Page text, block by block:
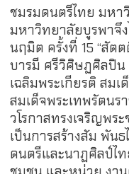
ชมรมดนตรีไทย มหา
มหาวิทยาลัยบูรพาจึง
นฤมิต ครั้งที่ 15 “สัต
บารมี ศรีวิศิษฏศิลปิน
เฉลิมพระเกียรติ สมเ
สมเด็จพระเทพรัตนร
วโรกาสทรงเจริญพร
เป็นการสร้างสัม พัน
ดนตรีและนาฏศิลป์ไท